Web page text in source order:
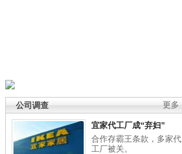
更多
公司调查
宜家代工厂成“弃妇”
合作存霸王条款，多家代
工厂被关。